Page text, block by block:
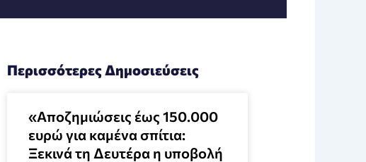
Περισσότερες Δημοσιεύσεις
«Αποζημιώσεις έως 150.000
ευρώ για καμένα σπίτια:
Ξεκινά τη Δευτέρα η υποβολή